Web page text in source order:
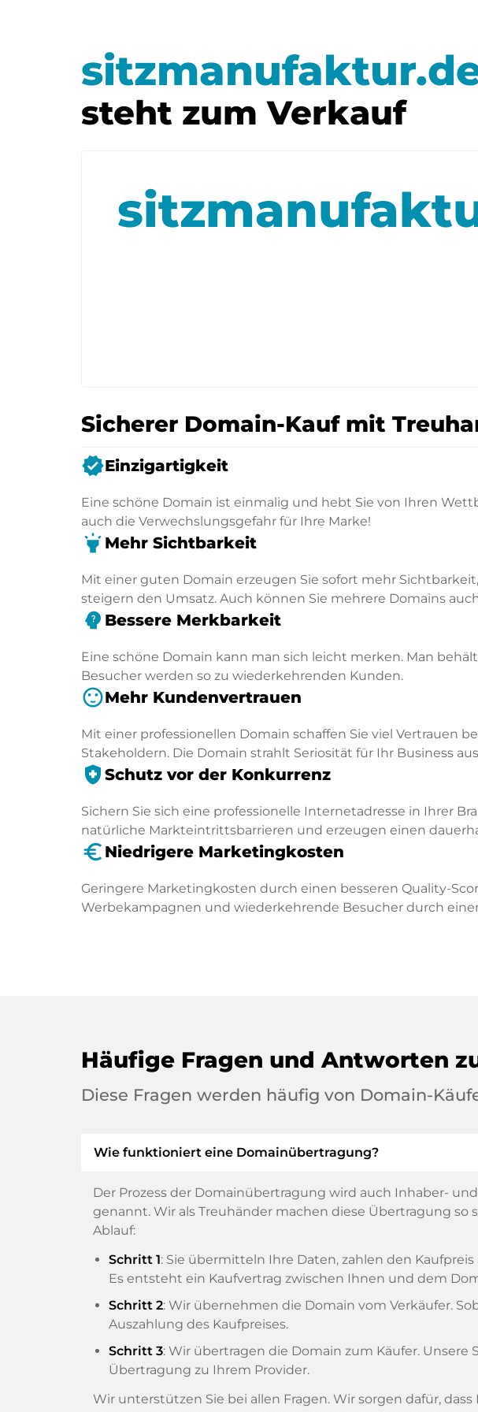
steht zum Verkauf
Sicherer Domain-Kauf mit
verifiedEinzigartigkeit
Eine schöne Domain ist einmalig und hebt Sie von Ihren
auch die Verwechslungsgefahr für Ihre Marke!
highlight Mehr Sichtbarkeit
Mit einer guten Domain erzeugen Sie sofort mehr
steigern den Umsatz. Auch können Sie mehrere Domains
psychology_alt Bessere Merkbarkeit
Eine schöne Domain kann man sich leicht merken. Man
Besucher werden so zu wiederkehrenden Kunden.
sentiment_satisfiedMehr Kundenvertrauen
Mit einer professionellen Domain schaffen Sie viel Vertrauen
Stakeholdern. Die Domain strahlt Seriosität für Ihr Business
health_and_safety Schutz vor der Konkurrenz
Sichern Sie sich eine professionelle Internetadresse in Ihrer
natürliche Markteintrittsbarrieren und erzeugen einen
euro_symbol Niedrigere Marketingkosten
Geringere Marketingkosten durch einen besseren Quality-
Werbekampagnen und wiederkehrende Besucher durch
Häufige Fragen und Antworten
Diese Fragen werden häufig von Domain-
Wie funktioniert eine Domainübertragung?
Der Prozess der Domainübertragung wird auch Inhaber-
genannt. Wir als Treuhänder machen diese Übertragung
Ablauf:
Schritt 1: Sie übermitteln Ihre Daten, zahlen den
Es entsteht ein Kaufvertrag zwischen Ihnen und dem
Schritt 2: Wir übernehmen die Domain vom Verkäufer.
Auszahlung des Kaufpreises.
Schritt 3: Wir übertragen die Domain zum Käufer.
Übertragung zu Ihrem Provider.
Wir unterstützen Sie bei allen Fragen. Wir sorgen dafür,